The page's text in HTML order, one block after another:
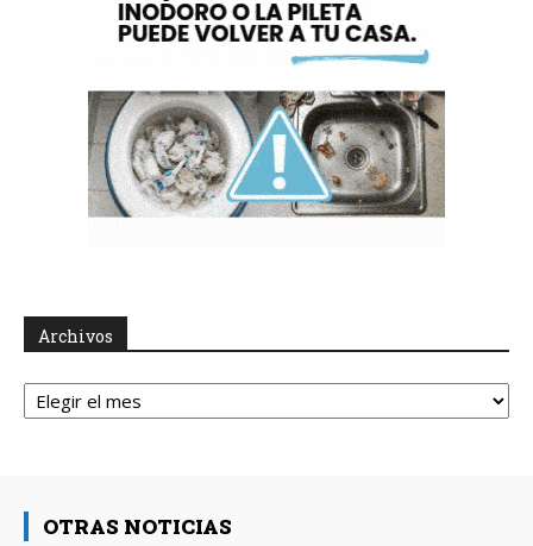
Archivos
Archivos
OTRAS NOTICIAS